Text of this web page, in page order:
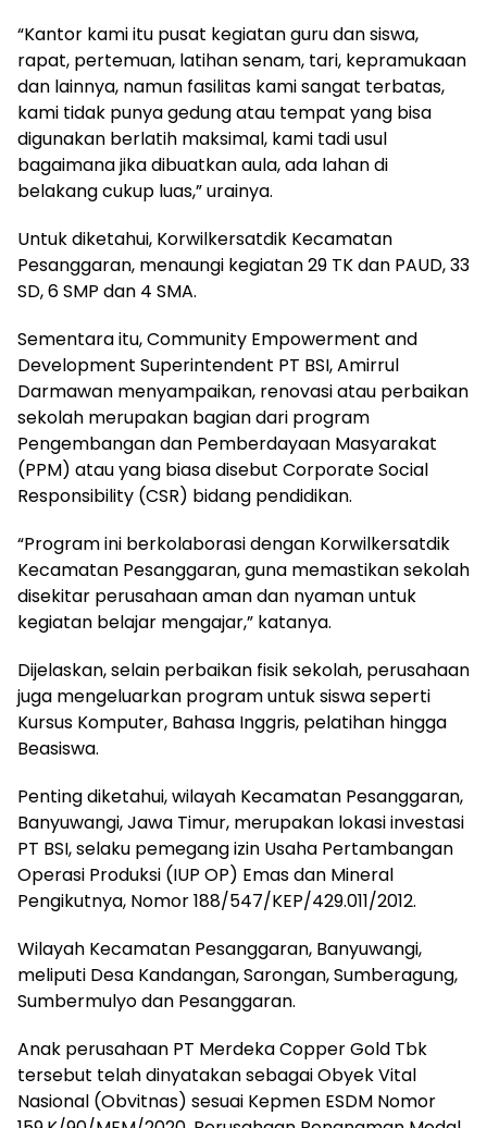
“Kantor kami itu pusat kegiatan guru dan siswa,
rapat, pertemuan, latihan senam, tari, kepramukaan
dan lainnya, namun fasilitas kami sangat terbatas,
kami tidak punya gedung atau tempat yang bisa
digunakan berlatih maksimal, kami tadi usul
bagaimana jika dibuatkan aula, ada lahan di
belakang cukup luas,” urainya.
Untuk diketahui, Korwilkersatdik Kecamatan
Pesanggaran, menaungi kegiatan 29 TK dan PAUD, 33
SD, 6 SMP dan 4 SMA.
Sementara itu, Community Empowerment and
Development Superintendent PT BSI, Amirrul
Darmawan menyampaikan, renovasi atau perbaikan
sekolah merupakan bagian dari program
Pengembangan dan Pemberdayaan Masyarakat
(PPM) atau yang biasa disebut Corporate Social
Responsibility (CSR) bidang pendidikan.
“Program ini berkolaborasi dengan Korwilkersatdik
Kecamatan Pesanggaran, guna memastikan sekolah
disekitar perusahaan aman dan nyaman untuk
kegiatan belajar mengajar,” katanya.
Dijelaskan, selain perbaikan fisik sekolah, perusahaan
juga mengeluarkan program untuk siswa seperti
Kursus Komputer, Bahasa Inggris, pelatihan hingga
Beasiswa.
Penting diketahui, wilayah Kecamatan Pesanggaran,
Banyuwangi, Jawa Timur, merupakan lokasi investasi
PT BSI, selaku pemegang izin Usaha Pertambangan
Operasi Produksi (IUP OP) Emas dan Mineral
Pengikutnya, Nomor 188/547/KEP/429.011/2012.
Wilayah Kecamatan Pesanggaran, Banyuwangi,
meliputi Desa Kandangan, Sarongan, Sumberagung,
Sumbermulyo dan Pesanggaran.
Anak perusahaan PT Merdeka Copper Gold Tbk
tersebut telah dinyatakan sebagai Obyek Vital
Nasional (Obvitnas) sesuai Kepmen ESDM Nomor